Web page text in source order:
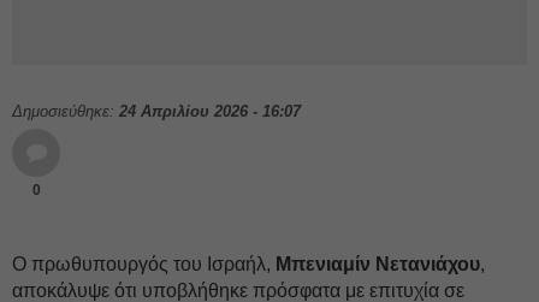
Δημοσιεύθηκε: 24 Απριλίου 2026 - 16:07
0
Ο πρωθυπουργός του Ισραήλ, Μπενιαμίν Νετανιάχου,
αποκάλυψε ότι υποβλήθηκε πρόσφατα με επιτυχία σε